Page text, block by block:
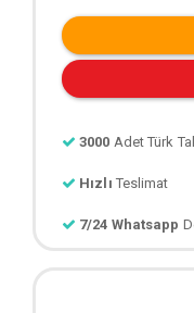
3000 Adet Türk
Hızlı Teslimat
7/24 Whatsapp